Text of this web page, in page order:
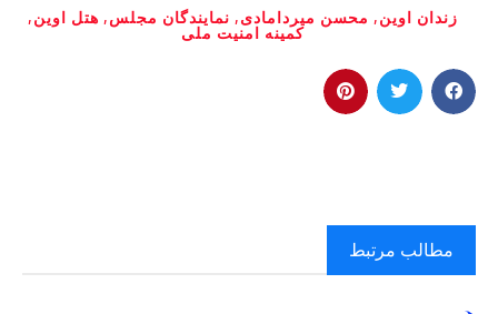
زندان اوین, محسن میردامادی, نمایندگان مجلس, هتل اوین,
کمینه امنیت ملی
مطالب مرتبط